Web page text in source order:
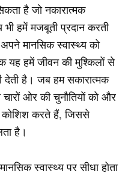
है जो नकारात्मक
भी हमें मजबूती प्रदान करती
मानसिक स्वास्थ्य को
यह हमें जीवन की मुश्किलों से
है। जब हम सकारात्मक
ओर की चुनौतियों को और
करते हैं, जिससे
है।
स्वास्थ्य पर सीधा होता